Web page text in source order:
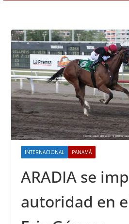
INTERNACIONAL PANAMÁ
ARADIA se
autoridad en